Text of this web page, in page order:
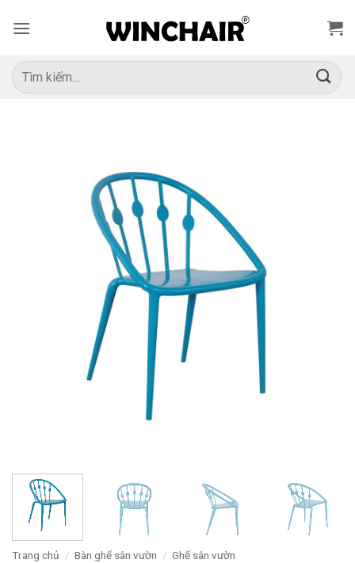
qua
dung
Tìm
kiếm:
Trang chủ / Bàn ghế sân vườn / Ghế sân vườn